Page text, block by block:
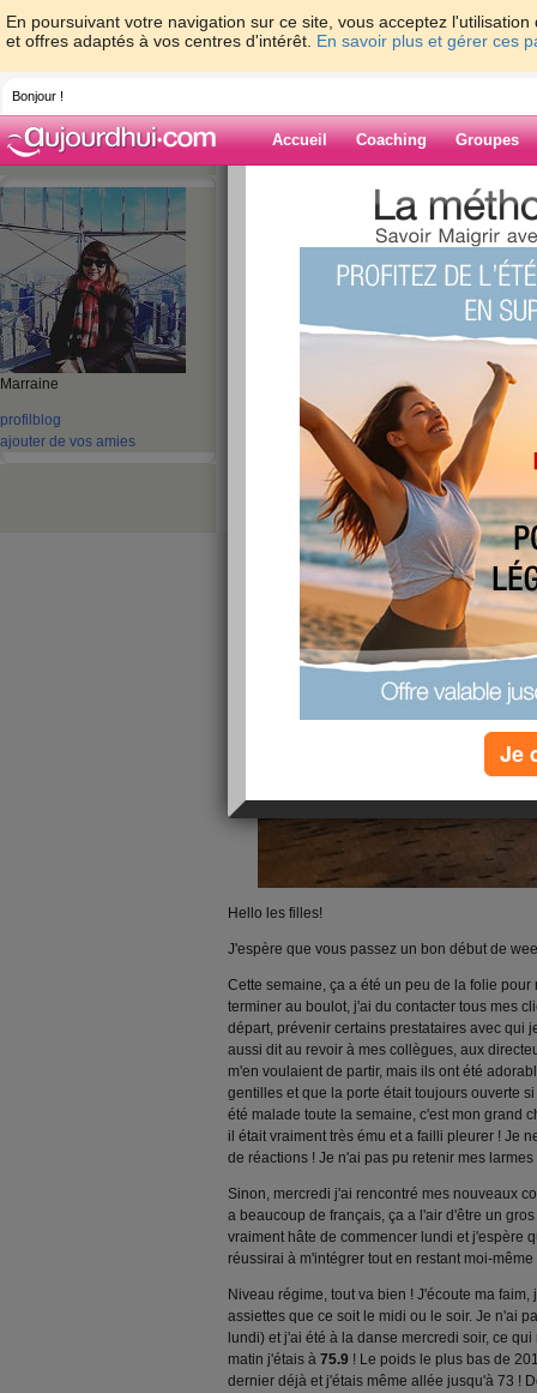
En poursuivant votre navigation sur ce site, vous acceptez
et offres adaptés à vos centres d'intérêt. En savoir plus et gérer ces
Bonjour !
Accueil Coaching Groupes
Marraine
profil blog
ajouter de vos amies
> Wild-Honey17 >
Blog de Wild-
Résumé de la
Hello les filles!
J'espère que vous passez un bon début de
Cette semaine, ça a été un peu de la folie
terminer au boulot, j'ai du contacter tous mes
départ, prévenir certains prestataires avec qui
aussi dit au revoir à mes collègues, aux
m'en voulaient de partir, mais ils ont été
gentilles et que la porte était toujours ouverte
été malade toute la semaine, c'est mon grand
il était vraiment très ému et a failli pleurer ! Je
de réactions ! Je n'ai pas pu retenir mes
Sinon, mercredi j'ai rencontré mes nouveaux
a beaucoup de français, ça a l'air d'être un
vraiment hâte de commencer lundi et j'espère
réussirai à m'intégrer tout en restant moi-même
Niveau régime, tout va bien ! J'écoute ma
assiettes que ce soit le midi ou le soir. Je n'ai
lundi) et j'ai été à la danse mercredi soir, ce
matin j'étais à 75.9 ! Le poids le plus bas de
dernier déjà et j'étais même allée jusqu'à 73 !
Je